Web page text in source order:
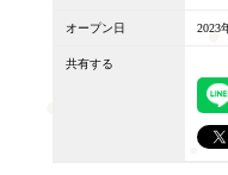
オープン日 2023
共有する